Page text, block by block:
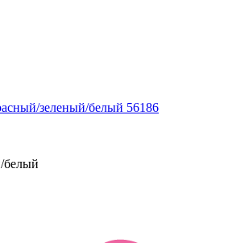
зеленый/белый 56186
белый